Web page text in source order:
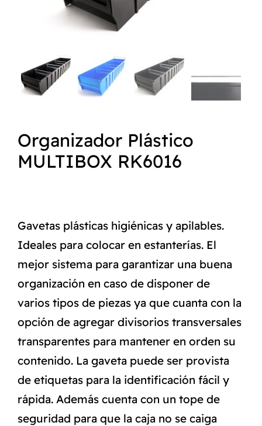
NORMAS ISO
CATÁLOGO
CONTACTO
Organizador Plástico
MULTIBOX RK6016
Gavetas plásticas higiénicas y apilables.
Ideales para colocar en estanterías. El
mejor sistema para garantizar una buena
organización en caso de disponer de
varios tipos de piezas ya que cuanta con la
opción de agregar divisorios transversales
transparentes para mantener en orden su
contenido. La gaveta puede ser provista
de etiquetas para la identificación fácil y
rápida. Además cuenta con un tope de
seguridad para que la caja no se caiga